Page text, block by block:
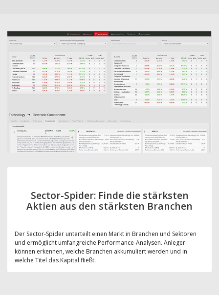
Sector-Spider: Finde die stärksten
Aktien aus den stärksten Branchen
Der Sector-Spider unterteilt einen Markt in Branchen und Sektoren
und ermöglicht umfangreiche Performance-Analysen. Anleger
können erkennen, welche Branchen akkumuliert werden und in
welche Titel das Kapital fließt.